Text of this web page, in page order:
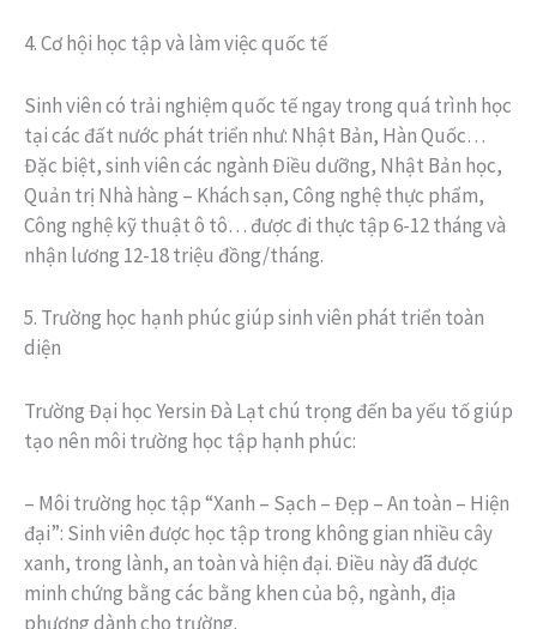
4. Cơ hội học tập và làm việc quốc tế
Sinh viên có trải nghiệm quốc tế ngay trong quá trình học
tại các đất nước phát triển như: Nhật Bản, Hàn Quốc…
Đặc biệt, sinh viên các ngành Điều dưỡng, Nhật Bản học,
Quản trị Nhà hàng – Khách sạn, Công nghệ thực phẩm,
Công nghệ kỹ thuật ô tô… được đi thực tập 6-12 tháng và
nhận lương 12-18 triệu đồng/tháng.
5. Trường học hạnh phúc giúp sinh viên phát triển toàn
diện
Trường Đại học Yersin Đà Lạt chú trọng đến ba yếu tố giúp
tạo nên môi trường học tập hạnh phúc:
– Môi trường học tập “Xanh – Sạch – Đẹp – An toàn – Hiện
đại”: Sinh viên được học tập trong không gian nhiều cây
xanh, trong lành, an toàn và hiện đại. Điều này đã được
minh chứng bằng các bằng khen của bộ, ngành, địa
phương dành cho trường.